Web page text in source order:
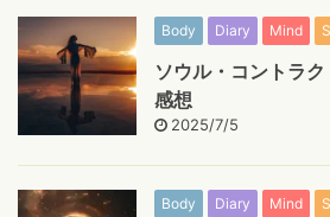
Body Diary Mind
ソウル・コントラ
感想
2025/7/5
Body Diary Mind